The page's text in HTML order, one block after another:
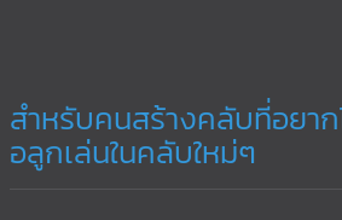
สำหรับคนสร้างคลับที่อยา
อลูกเล่นในคลับใหม่ๆ